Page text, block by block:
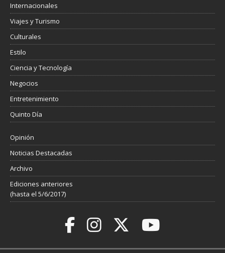
Internacionales
Viajes y Turismo
Culturales
Estilo
Ciencia y Tecnología
Negocios
Entretenimiento
Quinto Día
Opinión
Noticias Destacadas
Archivo
Ediciones anteriores
(hasta el 5/6/2017)